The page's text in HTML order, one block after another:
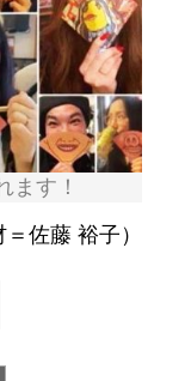
ます！
＝佐藤 裕子）